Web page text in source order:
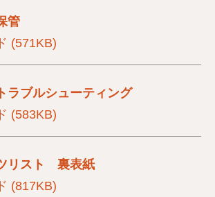
管
(571KB)
ブルシューティング
(583KB)
リスト 裏表紙
(817KB)